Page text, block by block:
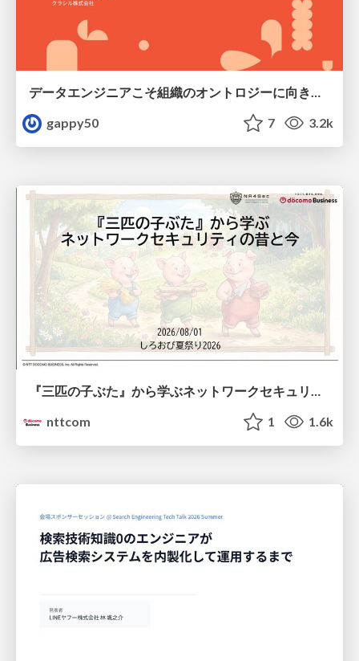
データエンジニアこそ組織のオントロジーに向き合うべき — 問いに答えるAIから、事業を動かすAIへ
gappy50
7 3.2k
『三匹の子ぶた』から学ぶネットワークセキュリティの昔と今 / Network Security: Then and Now Through the Lens of The Three Little Pigs
nttcom
1 1.6k